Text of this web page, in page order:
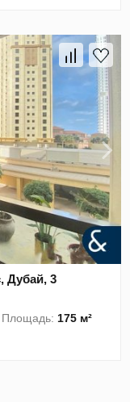
Дубай, 3
Площадь: 175 м²